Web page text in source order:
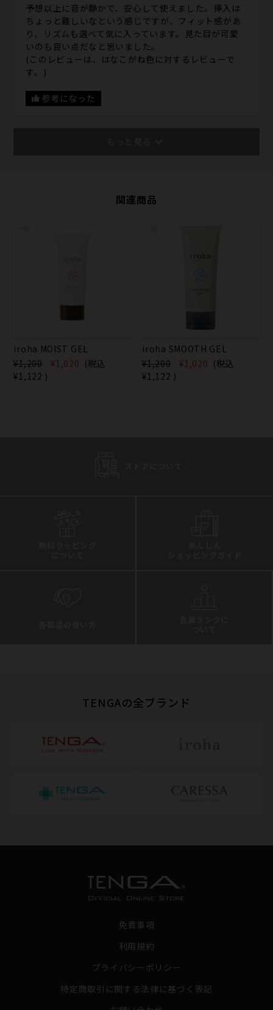
予想以上に音が静かで、安心して使えました。挿入は
ちょっと難しいなという感じですが、フィット感があ
り、リズムも選べて気に入っています。見た目が可愛
いのも良い点だなと思いました。
(このレビューは、はなこがね色に対するレビューで
す。)
参考になった
関連商品
iroha MOIST GEL
¥1,200
¥1,020 (税込
¥1,122 )
iroha SMOOTH GEL
¥1,200
¥1,020 (税込
¥1,122 )
TENGAの全ブランド
免責事項
利用規約
プライバシーポリシー
特定商取引に関する法律に基づく表記